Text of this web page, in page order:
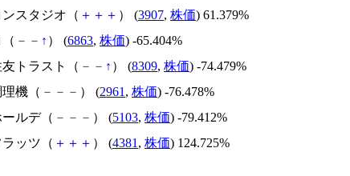
スタジオ（ ＋ ＋ ＋ ） (3907, 株価) 61.379%
－ － ↑ ） (6863, 株価) -65.404%
トラスト（ － － ↑ ） (8309, 株価) -74.479%
機（ － － － ） (2961 , 株価) -76.478%
ルデ（ － － － ） (5103, 株価) -79.412%
ッツ（ ＋ ＋ ＋ ） (4381 , 株価) 124.725%